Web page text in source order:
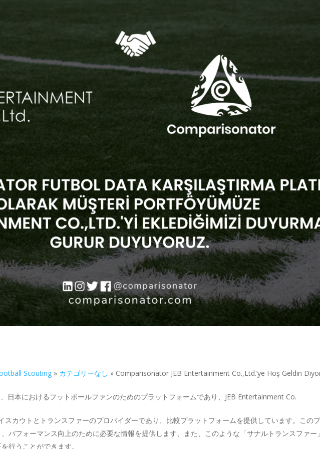
Scouting» カテゴリーなし » Comparisonator JEB Entertainment Co.,Ltd.’ye Hoş Geldin
日本におけるフットボールファンのためのプラットフォームであり、JEB Entertainment Co.
スカウトとトランスファーのプロバイダーであり、比較プラットフォームを提供しています。この
パフォーマンス向上のために必要な情報を提供します、また、このような「サナルトランスファー
行うことができます。